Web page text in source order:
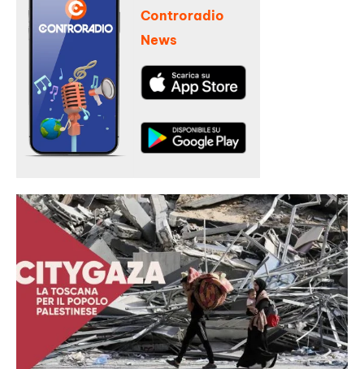
Controradio
News